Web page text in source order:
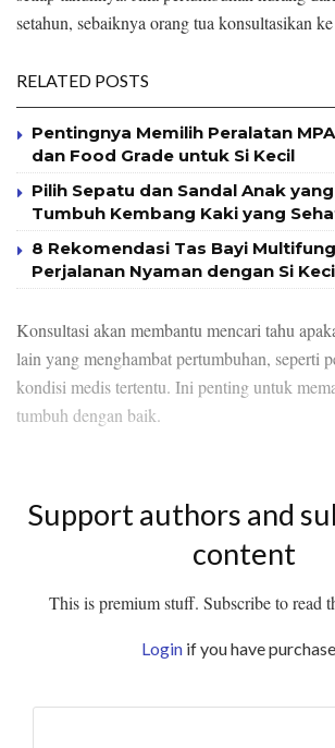
setahun, sebaiknya orang tua konsultasikan
RELATED POSTS
Pentingnya Memilih Peralatan
dan Food Grade untuk Si Kecil
Pilih Sepatu dan Sandal Anak
Tumbuh Kembang Kaki yang
8 Rekomendasi Tas Bayi
Perjalanan Nyaman dengan Si
Konsultasi akan membantu mencari tahu
lain yang menghambat pertumbuhan, seperti
kondisi medis tertentu. Ini penting untuk
tumbuh dengan baik.
Support authors and
content
This is premium stuff. Subscribe to read
Login if you have